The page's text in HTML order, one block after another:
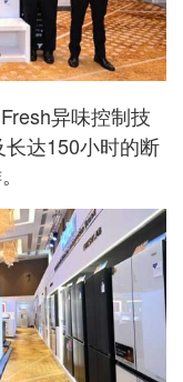
异味控制技
达150小时的断